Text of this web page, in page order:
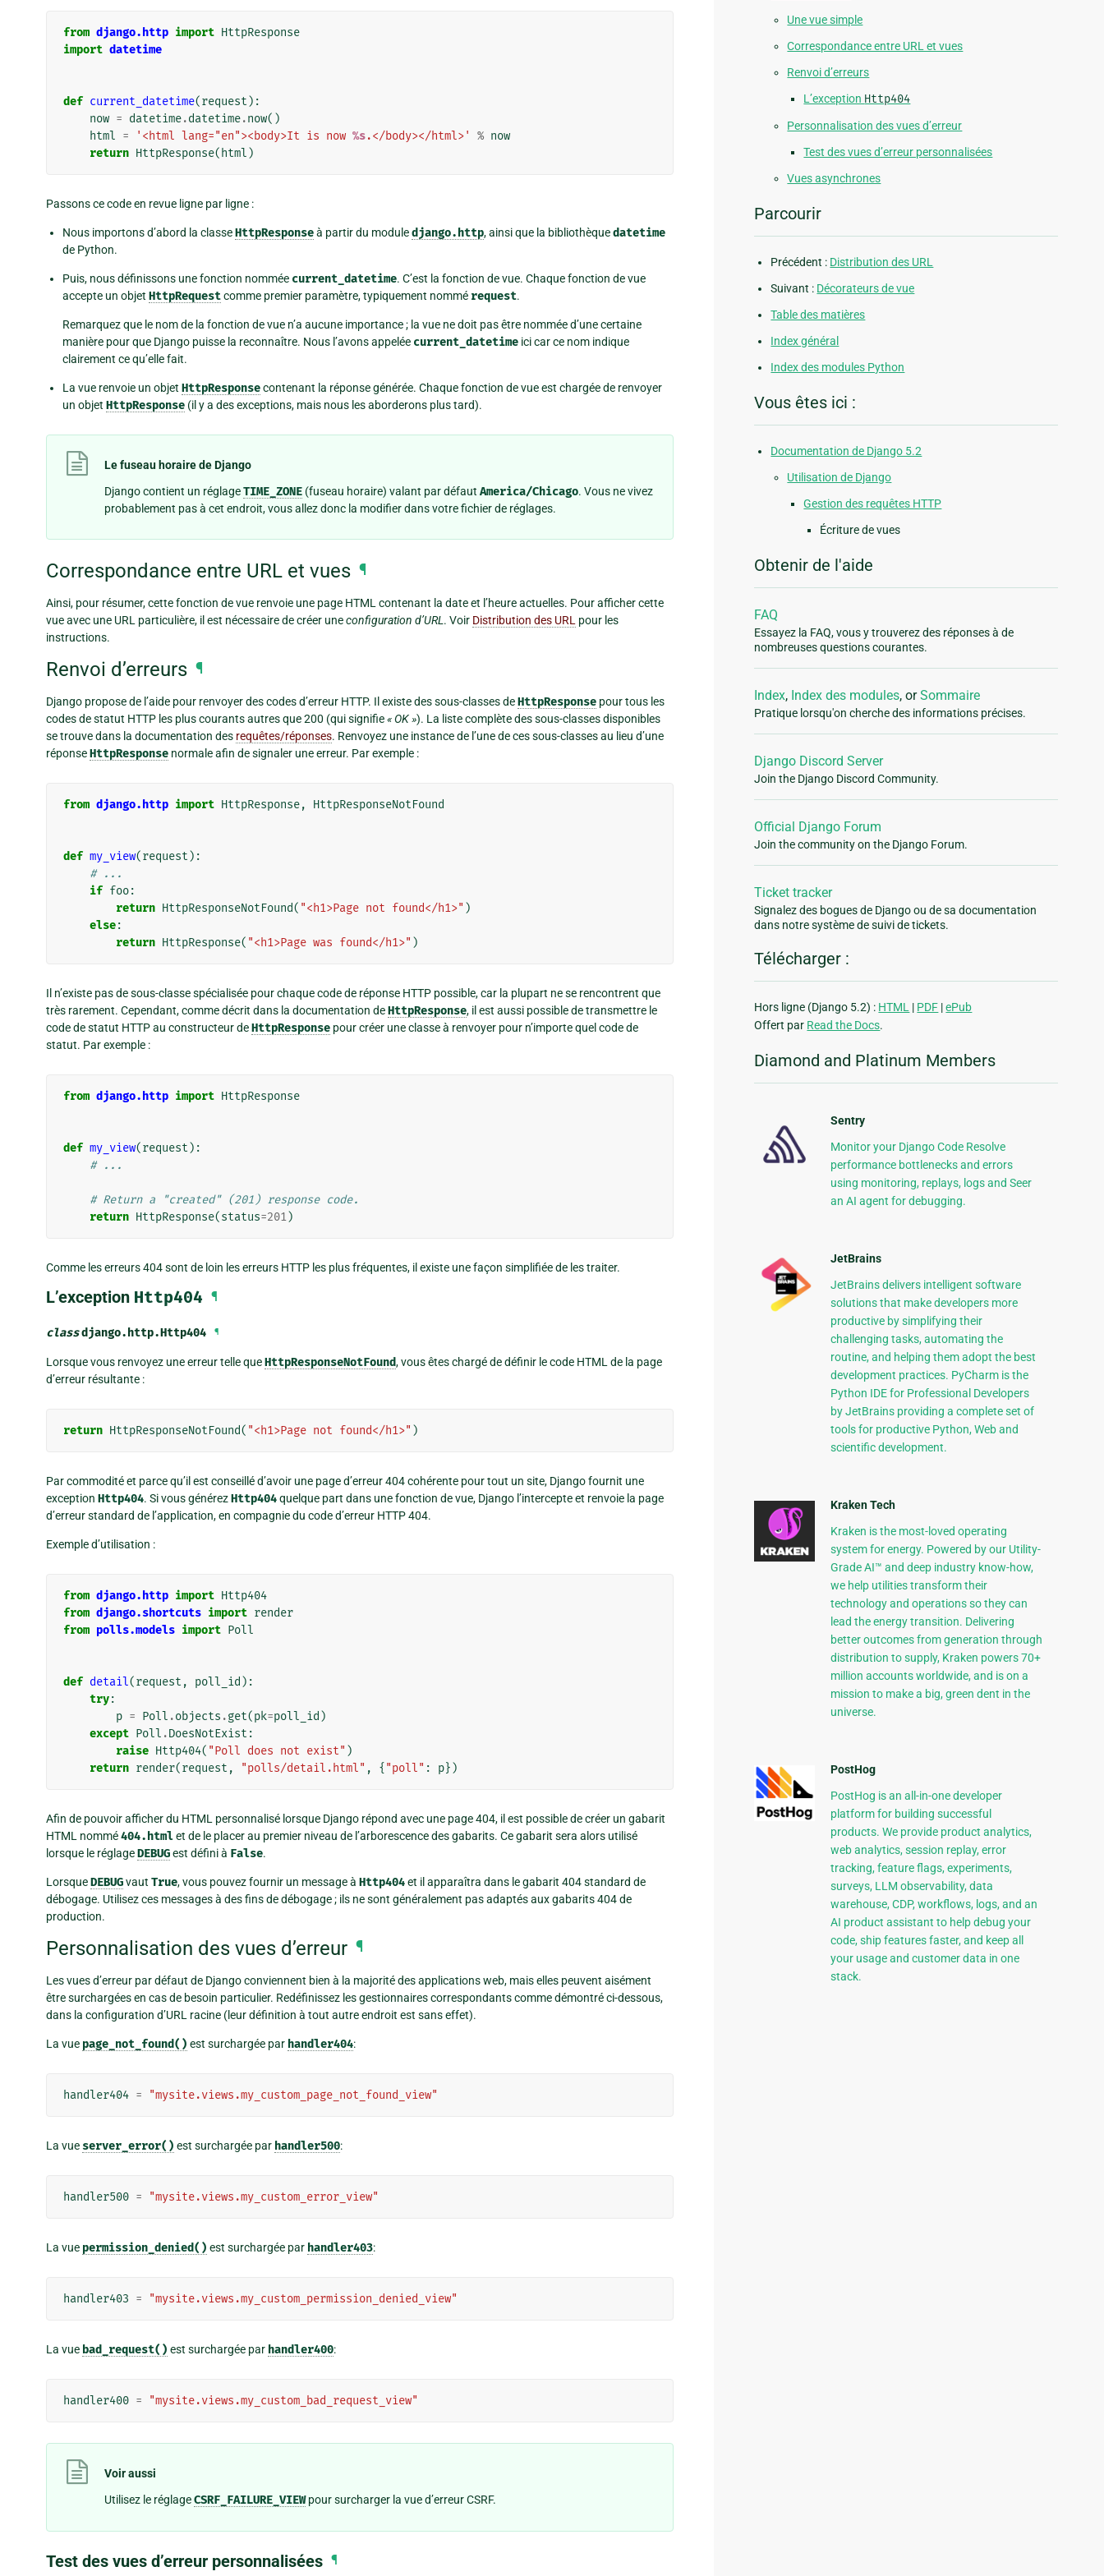
from django.http import HttpResponse
import datetime
def current_datetime(request ):
now = datetime.datetime.now()
html = '<html lang="en"><body>It is now %s.</body></html>' % now
return HttpResponse( html )
Passons ce code en revue ligne par ligne :
Nous importons d’abord la classeHttpResponseà partir du moduledjango.http, ainsi que la bibliothèquedatetime
de Python.
Puis, nous définissons une fonction nommée current_datetime. C’est la fonction de vue. Chaque fonction de vue
accepte un objet HttpRequestcomme premier paramètre, typiquement nommé request.
Remarquez que le nom de la fonction de vue n’a aucune importance ; la vue ne doit pas être nommée d’une certaine
manière pour que Django puisse la reconnaître. Nous l’avons appelée current_datetime ici car ce nom indique
clairement ce qu’elle fait.
La vue renvoie un objet HttpResponsecontenant la réponse générée. Chaque fonction de vue est chargée de renvoyer
un objet HttpResponse (il y a des exceptions, mais nous les aborderons plus tard).
Le fuseau horaire de Django
Django contient un réglageTIME_ZONE (fuseau horaire) valant par défaut America/Chicago. Vous ne vivez
probablement pas à cet endroit, vous allez donc la modifier dans votre fichier de réglages.
Correspondance entre URL et vues ¶
Ainsi, pour résumer, cette fonction de vue renvoie une page HTML contenant la date et l’heure actuelles. Pour afficher cette
vue avec une URL particulière, il est nécessaire de créer uneconfiguration d’URL. Voir Distribution des URL pour les
instructions.
Renvoi d’erreurs ¶
Django propose de l’aide pour renvoyer des codes d’erreur HTTP. Il existe des sous-classes deHttpResponse pour tous les
codes de statut HTTP les plus courants autres que 200 (qui signifie« OK »). La liste complète des sous-classes disponibles
se trouve dans la documentation des requêtes/réponses. Renvoyez une instance de l’une de ces sous-classes au lieu d’une
réponseHttpResponse normale afin de signaler une erreur. Par exemple :
from django.http import HttpResponse, HttpResponseNotFound
def my_view(request ):
# ...
if foo:
return HttpResponseNotFound( "<h1>Page not found</h1>" )
else:
return HttpResponse( "<h1>Page was found</h1>" )
Il n’existe pas de sous-classe spécialisée pour chaque code de réponse HTTP possible, car la plupart ne se rencontrent que
très rarement. Cependant, comme décrit dans la documentation deHttpResponse, il est aussi possible de transmettre le
code de statut HTTP au constructeur deHttpResponse pour créer une classe à renvoyer pour n’importe quel code de
statut. Par exemple :
from django.http import HttpResponse
def my_view(request ):
# ...
# Return a "created" (201) response code.
return HttpResponse(status=201)
Comme les erreurs 404 sont de loin les erreurs HTTP les plus fréquentes, il existe une façon simplifiée de les traiter.
L’exception Http404 ¶
classdjango.http.Http404 ¶
Lorsque vous renvoyez une erreur telle queHttpResponseNotFound, vous êtes chargé de définir le code HTML de la page
d’erreur résultante :
return HttpResponseNotFound( "<h1>Page not found</h1>" )
Par commodité et parce qu’il est conseillé d’avoir une page d’erreur 404 cohérente pour tout un site, Django fournit une
exception Http404. Si vous générezHttp404quelque part dans une fonction de vue, Django l’intercepte et renvoie la page
d’erreur standard de l’application, en compagnie du code d’erreur HTTP 404.
Exemple d’utilisation :
from django.http import Http404
from django.shortcuts import render
from polls.models import Poll
def detail(request , poll_id ):
try:
p = Poll .objects .get(pk=poll_id )
except Poll .DoesNotExist :
raise Http404( "Poll does not exist" )
return render(request , "polls/detail.html" , { "poll" : p})
Afin de pouvoir afficher du HTML personnalisé lorsque Django répond avec une page 404, il est possible de créer un gabarit
HTML nommé404.htmlet de le placer au premier niveau de l’arborescence des gabarits. Ce gabarit sera alors utilisé
lorsque le réglageDEBUGest défini à False.
LorsqueDEBUGvaut True, vous pouvez fournir un message à Http404et il apparaîtra dans le gabarit 404 standard de
débogage. Utilisez ces messages à des fins de débogage ; ils ne sont généralement pas adaptés aux gabarits 404 de
production.
Personnalisation des vues d’erreur ¶
Les vues d’erreur par défaut de Django conviennent bien à la majorité des applications web, mais elles peuvent aisément
être surchargées en cas de besoin particulier. Redéfinissez les gestionnaires correspondants comme démontré ci-dessous,
dans la configuration d’URL racine (leur définition à tout autre endroit est sans effet).
La vue page_not_found() est surchargée par handler404:
handler404 = "mysite.views.my_custom_page_not_found_view"
La vue server_error() est surchargée par handler500:
handler500 = "mysite.views.my_custom_error_view"
La vue permission_denied() est surchargée par handler403:
handler403 = "mysite.views.my_custom_permission_denied_view"
La vue bad_request() est surchargée par handler400:
handler400 = "mysite.views.my_custom_bad_request_view"
Voir aussi
Utilisez le réglageCSRF_FAILURE_VIEWpour surcharger la vue d’erreur CSRF.
Test des vues d’erreur personnalisées ¶
Une vue simple
Correspondance entre URL et vues
Renvoi d’erreurs
L’exception Http404
Personnalisation des vues d’erreur
Test des vues d’erreur personnalisées
Vues asynchrones
Parcourir
Précédent : Distribution des URL
Suivant : Décorateurs de vue
Table des matières
Index général
Index des modules Python
Vous êtes ici :
Documentation de Django 5.2
Utilisation de Django
Gestion des requêtes HTTP
Écriture de vues
Obtenir de l'aide
FAQ
Essayez la FAQ, vous y trouverez des réponses à de
nombreuses questions courantes.
Index, Index des modules, orSommaire
Pratique lorsqu'on cherche des informations précises.
Django Discord Server
Join the Django Discord Community.
Official Django Forum
Join the community on the Django Forum.
Ticket tracker
Signalez des bogues de Django ou de sa documentation
dans notre système de suivi de tickets.
Télécharger :
Hors ligne (Django 5.2) : HTML | PDF |ePub
Offert par Read the Docs.
Diamond and Platinum Members
Sentry
Monitor your Django Code Resolve
performance bottlenecks and errors
using monitoring, replays, logs and Seer
an AI agent for debugging.
JetBrains
JetBrains delivers intelligent software
solutions that make developers more
productive by simplifying their
challenging tasks, automating the
routine, and helping them adopt the best
development practices. PyCharm is the
Python IDE for Professional Developers
by JetBrains providing a complete set of
tools for productive Python, Web and
scientific development.
Kraken Tech
Kraken is the most-loved operating
system for energy. Powered by our Utility-
Grade AI™ and deep industry know-how,
we help utilities transform their
technology and operations so they can
lead the energy transition. Delivering
better outcomes from generation through
distribution to supply, Kraken powers 70+
million accounts worldwide, and is on a
mission to make a big, green dent in the
universe.
PostHog
PostHog is an all-in-one developer
platform for building successful
products. We provide product analytics,
web analytics, session replay, error
tracking, feature flags, experiments,
surveys, LLM observability, data
warehouse, CDP, workflows, logs, and an
AI product assistant to help debug your
code, ship features faster, and keep all
your usage and customer data in one
stack.